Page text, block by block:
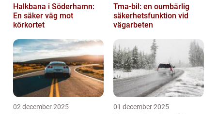
Halkbana i Söderhamn:
En säker väg mot
körkortet
Tma-bil: en oumbärlig
säkerhetsfunktion vid
vägarbeten
02 december 2025 01 december 2025